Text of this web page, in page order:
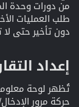
من دورات وحدة
دون تأخير حتى لا
إعداد
تُظهر لوحة
حركة مرور